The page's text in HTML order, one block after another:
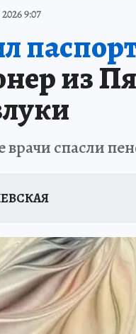
РОССИЯ
9:07
из
врачи спасли